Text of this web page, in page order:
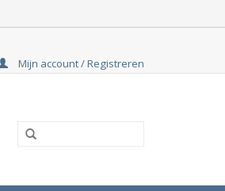
Mijn account / Registreren